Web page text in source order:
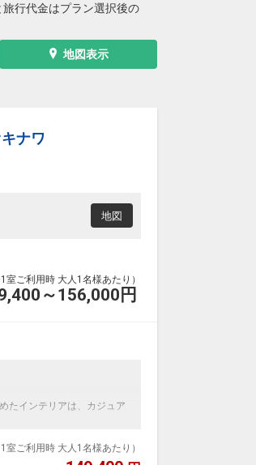
行代金はプラン選択後の
地図表示
ナワ
地図
室ご利用時 大人1名様あたり）
～156,000 円
たインテリアは、カジュア
室ご利用時 大人1名様あたり）